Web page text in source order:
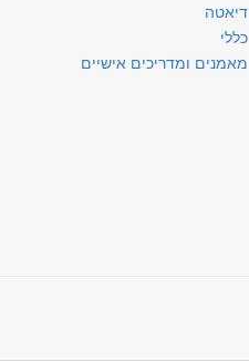
דיאטה
כללי
מאמנים ומדריכים אישיים